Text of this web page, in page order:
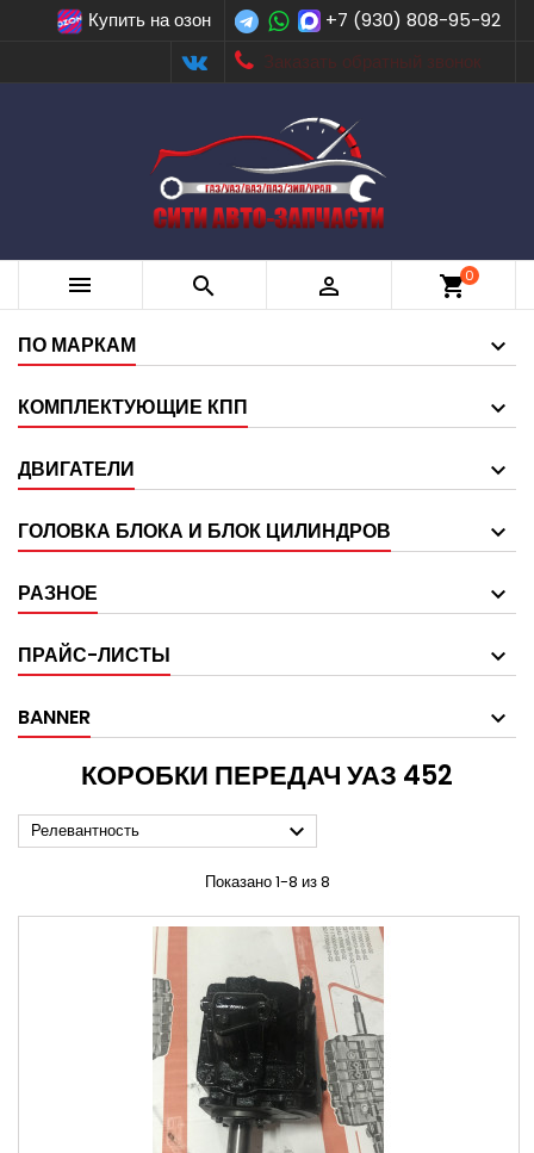
Купить на озон
+7 (930) 808-95-92
Заказать обратный звонок
   shopping_cart0
ПО МАРКАМ
КОМПЛЕКТУЮЩИЕ КПП
ДВИГАТЕЛИ
ГОЛОВКА БЛОКА И БЛОК ЦИЛИНДРОВ
РАЗНОЕ
ПРАЙС-ЛИСТЫ
BANNER
КОРОБКИ ПЕРЕДАЧ УАЗ 452
Релевантность 
Показано 1-8 из 8